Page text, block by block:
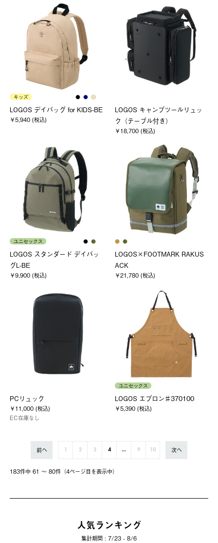
キッズ
LOGOS デイバッグ for KIDS-BE
￥5,940 (税込)
LOGOS キャンプツールリュッ
ク（テーブル付き）
￥18,700 (税込)
ユニセックス
LOGOS スタンダード デイバッ
グL-BE
￥9,900 (税込)
LOGOS×FOOTMARK RAKUS
ACK
￥21,780 (税込)
PCリュック
￥11,000 (税込)
EC在庫なし
ユニセックス
LOGOS エプロン♯370100
￥5,390 (税込)
183件中 61 〜 80件（4ページ⽬を表⽰中）
前へ 2 3 4 ... 9 10 次へ
人気ランキング
集計期間 : 7/23 - 8/6